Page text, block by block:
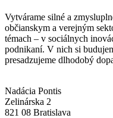
Vytvárame silné a
občianskym a verejným
témach – v sociálnych
podnikaní. V nich si
presadzujeme dlhodobý
Nadácia Pontis
Zelinárska 2
821 08 Bratislava